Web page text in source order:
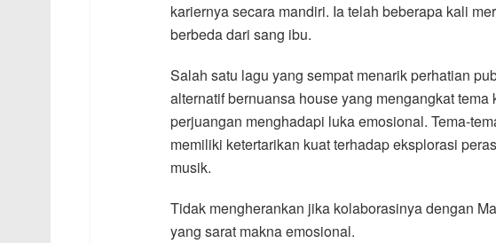
kariernya secara mandiri. Ia telah beberapa kali
berbeda dari sang ibu.
Salah satu lagu yang sempat menarik perhatian
alternatif bernuansa house yang mengangkat
perjuangan menghadapi luka emosional. Tema-
memiliki ketertarikan kuat terhadap eksplorasi
musik.
Tidak mengherankan jika kolaborasinya dengan
yang sarat makna emosional.